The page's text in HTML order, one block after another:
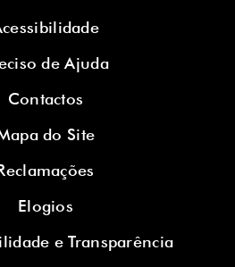
de Ajuda
Contactos
do Site
Elogios
e Transparência